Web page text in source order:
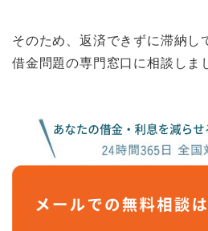
そのため、返済できずに滞納し
借金問題の専門窓口に相談しま